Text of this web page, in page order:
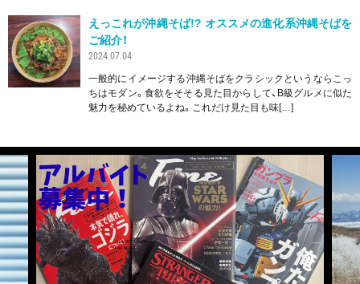
えっこれが沖縄そば!? オススメの進化系沖縄そばを
ご紹介！
2024.07.04
一般的にイメージする沖縄そばをクラシックというならこっ
ちはモダン。食欲をそそる見た目からして、B級グルメに似た
魅力を秘めているよね。これだけ見た目も味[…]